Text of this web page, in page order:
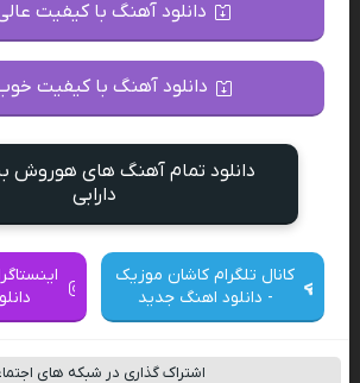
دانلود آهنگ با کیفیت عالی
دانلود آهنگ با کیفیت خوب
دانلود تمام آهنگ های هوروش
دارابی
کانال تلگرام کاشان موزیک
- دانلود اهنگ جدید
اشتراک گذاری در شبکه های